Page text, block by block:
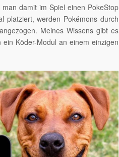
damit im Spiel einen PokeStop
platziert, werden Pokémons durch
Meines Wissens gibt es
Köder-Modul an einem einzigen